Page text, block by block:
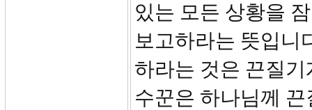
있는 모든 상황을
보고하라는 뜻입니
하라는 것은 끈질
수꾼은 하나님께